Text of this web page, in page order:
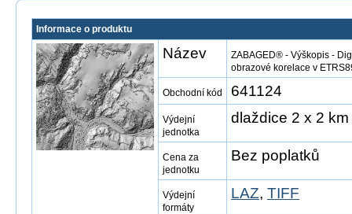
Informace o produktu
Název
ZABAGED® - Výškopis -
obrazové korelace v
Obchodní kód 641124
Výdejní
jednotka
dlaždice 2 x 2 km
Cena za
jednotku
Bez poplatků
Výdejní
formáty
LAZ, TIFF